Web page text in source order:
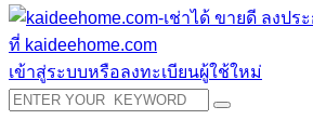
เข้าสู่ระบบหรือลงทะเบียนผู้ใช้ใหม่